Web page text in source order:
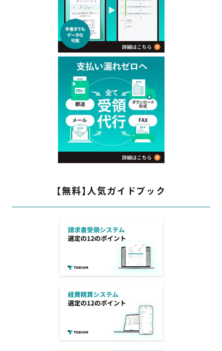
【無料】人気ガイドブック